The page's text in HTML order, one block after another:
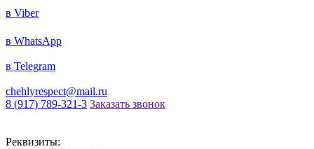
в Viber
в WhatsApp
в Telegram
chehlyrespect@mail.ru
8 (917) 789-321-3 Заказать звонок
Реквизиты: